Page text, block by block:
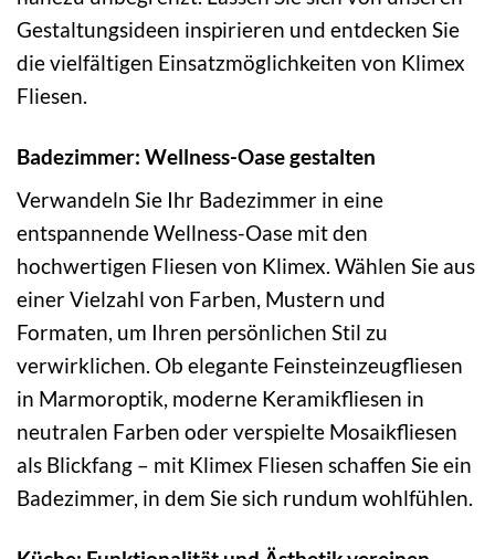
Gestaltungsideen inspirieren und entdecken Sie
die vielfältigen Einsatzmöglichkeiten von Klimex
Fliesen.
Badezimmer: Wellness-Oase gestalten
Verwandeln Sie Ihr Badezimmer in eine
entspannende Wellness-Oase mit den
hochwertigen Fliesen von Klimex. Wählen Sie aus
einer Vielzahl von Farben, Mustern und
Formaten, um Ihren persönlichen Stil zu
verwirklichen. Ob elegante Feinsteinzeugfliesen
in Marmoroptik, moderne Keramikfliesen in
neutralen Farben oder verspielte Mosaikfliesen
als Blickfang – mit Klimex Fliesen schaffen Sie ein
Badezimmer, in dem Sie sich rundum wohlfühlen.